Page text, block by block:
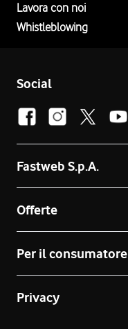
Lavora con noi
Whistleblowing
Social
Fastweb S.p.A.
Offerte
Per il consumatore
Privacy